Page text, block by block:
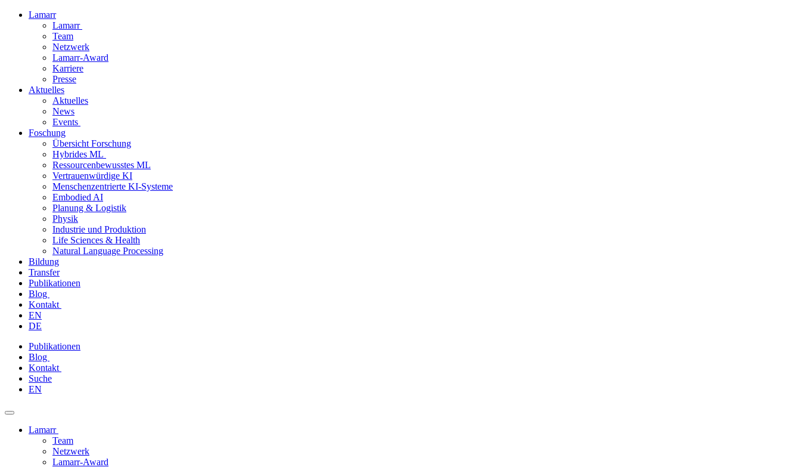
Lamarr
Lamarr
Team
Netzwerk
Lamarr-Award
Karriere
Presse
Aktuelles
Aktuelles
News
Events
Foschung
Übersicht Forschung
Hybrides ML
Ressourcenbewusstes ML
Vertrauenwürdige KI
Menschenzentrierte KI-Systeme
Embodied AI
Planung & Logistik
Physik
Industrie und Produktion
Life Sciences & Health
Natural Language Processing
Bildung
Transfer
Publikationen
Blog
Kontakt
EN
DE
Zum
Inhalt
springen
Publikationen
Blog
Kontakt
Suche
EN
Lamarr
Team
Netzwerk
Lamarr-Award